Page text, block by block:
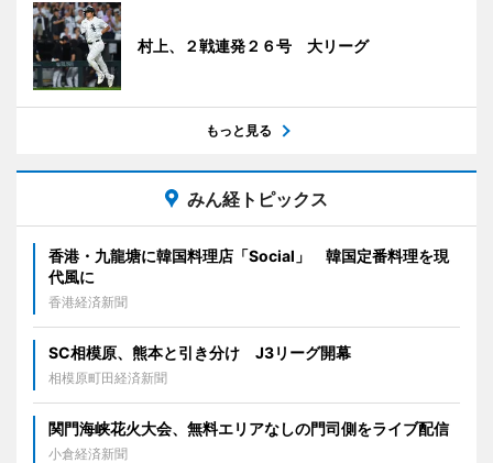
村上、２戦連発２６号 大リーグ
もっと見る
みん経トピックス
香港・九龍塘に韓国料理店「Social」 韓国定番料理を現
代風に
香港経済新聞
SC相模原、熊本と引き分け J3リーグ開幕
相模原町田経済新聞
関門海峡花火大会、無料エリアなしの門司側をライブ配信
小倉経済新聞